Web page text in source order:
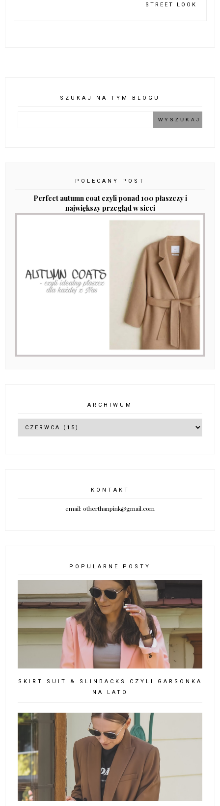
STREET LOOK
SZUKAJ NA TYM BLOGU
POLECANY POST
Perfect autumn coat czyli ponad 100 płaszczy i
największy przegląd w sieci
ARCHIWUM
KONTAKT
email: otherthanpink@gmail.com
POPULARNE POSTY
SKIRT SUIT & SLINBACKS CZYLI GARSONKA
NA LATO